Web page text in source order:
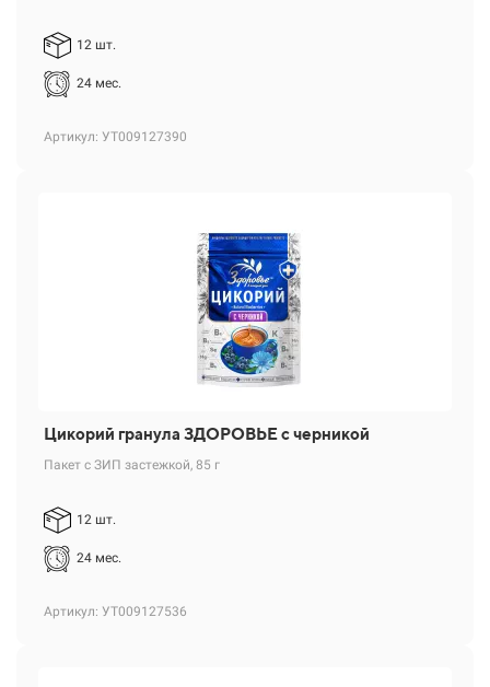
12 шт.
24 мес.
Артикул: УТ009127390
Цикорий гранула ЗДОРОВЬЕ с черникой
Пакет с ЗИП застежкой, 85 г
12 шт.
24 мес.
Артикул: УТ009127536